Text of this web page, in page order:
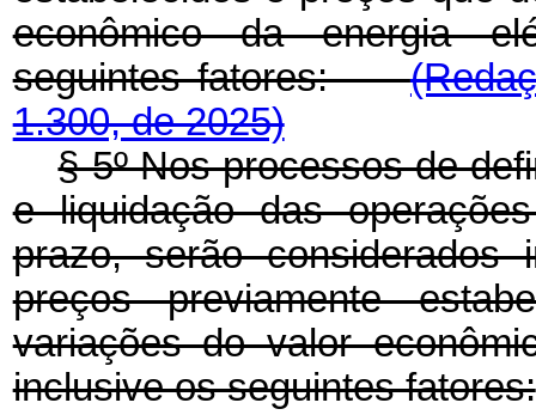
econômico da energia
seguintes fatores:
1.300, de 2025)
§ 5º Nos processos de
e liquidação das
prazo, serão
preços previamente
variações do valor
inclusive os seguintes fatores: